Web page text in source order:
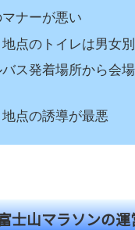
ナーが悪い
地点のトイレは男女
ス発着場所から会
地点の誘導が最悪
士山マラソンの運